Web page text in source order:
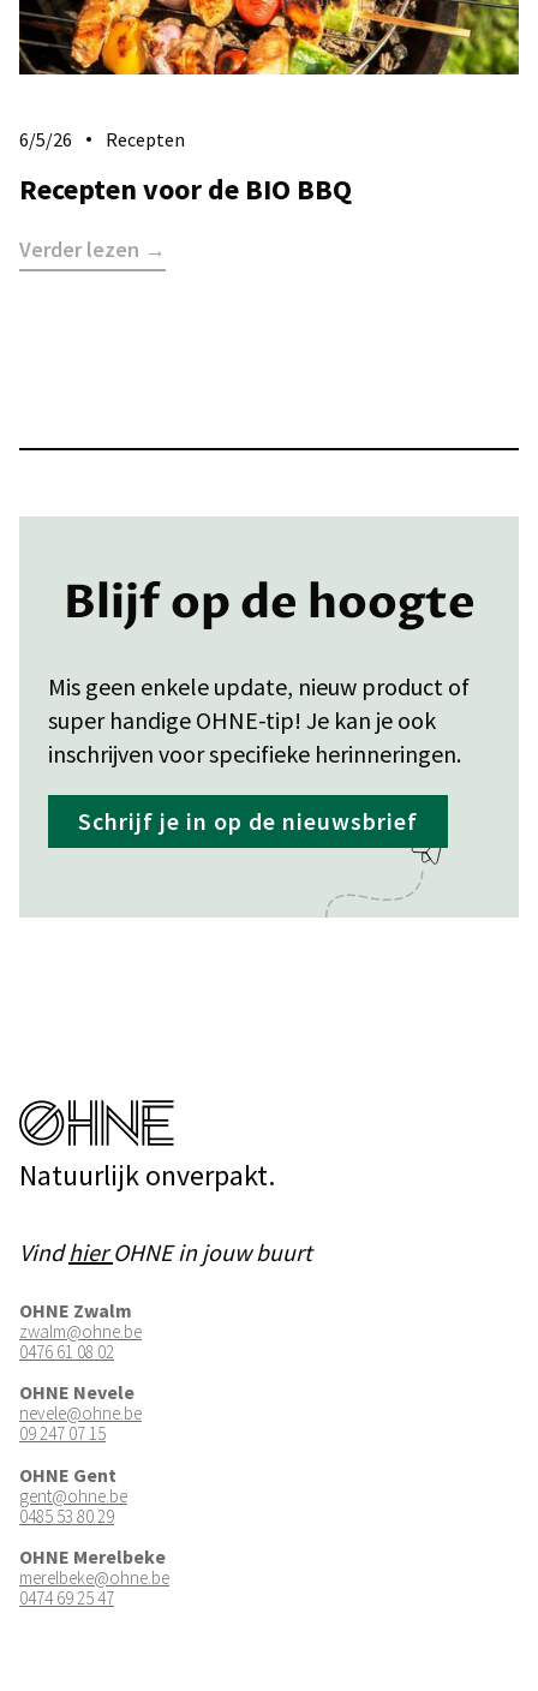
6/5/26 Recepten
Recepten voor de BIO BBQ
Verder lezen →
Blijf op de hoogte
Mis geen enkele update, nieuw product of
super handige OHNE-tip! Je kan je ook
inschrijven voor specifieke herinneringen.
Schrijf je in op de nieuwsbrief
Natuurlijk onverpakt.
VindhierOHNE in jouw buurt
OHNE Zwalm
zwalm@ohne.be
0476 61 08 02
OHNE Nevele
nevele@ohne.be
09 247 07 15
OHNE Gent
gent@ohne.be
0485 53 80 29
OHNE Merelbeke
merelbeke@ohne.be
0474 69 25 47